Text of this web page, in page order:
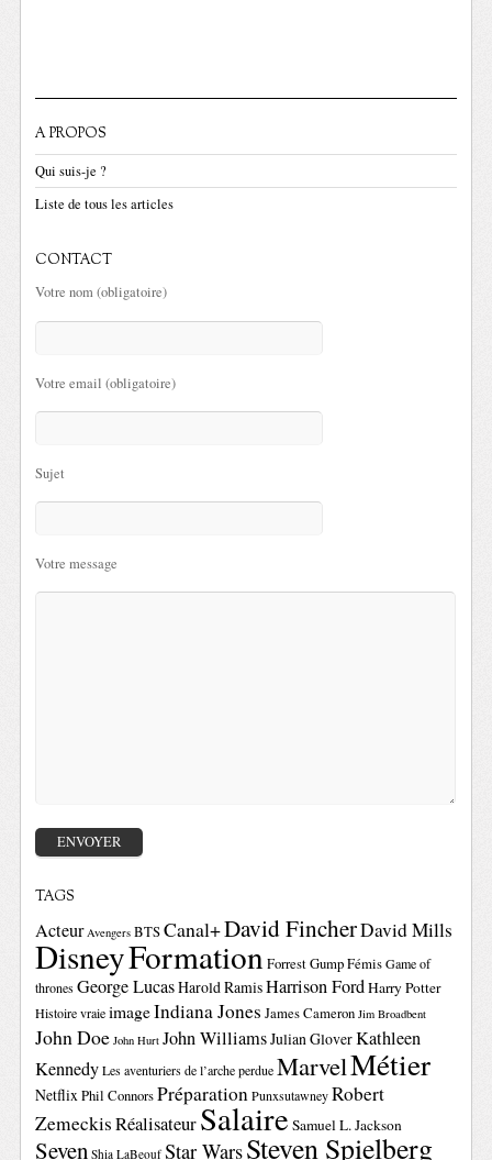
A PROPOS
Qui suis-je ?
Liste de tous les articles
CONTACT
Votre nom (obligatoire)
Votre email (obligatoire)
Sujet
Votre message
TAGS
Acteur Avengers BTSCanal+David FincherDavid Mills
DisneyFormationForrest GumpFémis Game of
thrones George LucasHarold RamisHarrison FordHarry Potter
Histoire vraie imageIndiana Jones James Cameron Jim Broadbent
John Doe John Hurt John WilliamsJulian GloverKathleen
Kennedy Les aventuriers de l’arche perdue MarvelMétier
NetflixPhil ConnorsPréparation Punxsutawney Robert
ZemeckisRéalisateurSalaire Samuel L. Jackson
Seven Shia LaBeouf Star WarsSteven Spielberg